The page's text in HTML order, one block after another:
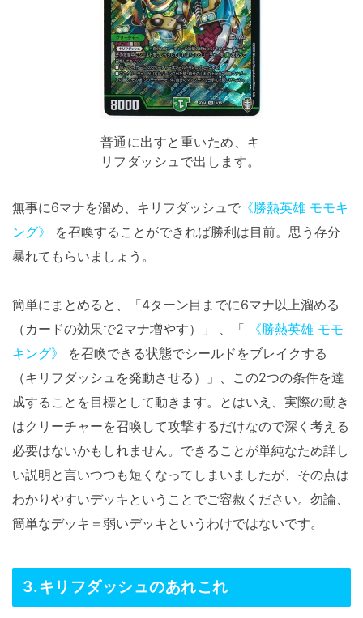
普通に出すと重いため、キ
リフダッシュで出します。
無事に6マナを溜め、キリフダッシュで 《勝熱英雄 モモキ
ング》
を召喚することができれば勝利は目前。思う存分
暴れてもらいましょう。
簡単にまとめると、「4ターン目までに6マナ以上溜める
（カードの効果で2マナ増やす）」 、「
《勝熱英雄 モモ
キング》
を召喚できる状態でシールドをブレイクする
（キリフダッシュを発動させる）」、この2つの条件を達
成することを目標として動きます。とはいえ、実際の動き
はクリーチャーを召喚して攻撃するだけなので深く考える
必要はないかもしれません。できることが単純なため詳し
い説明と言いつつも短くなってしまいましたが、その点は
わかりやすいデッキということでご容赦ください。勿論、
簡単なデッキ＝弱いデッキというわけではないです。
3.キリフダッシュのあれこれ